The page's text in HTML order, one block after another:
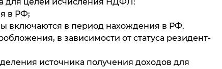
в РФ;
включаются в период нахождения в РФ.
в зависимости от статуса резидент-
источника получения доходов для